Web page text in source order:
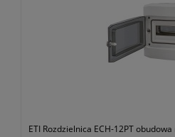
ETI Rozdzielnica ECH-12PT